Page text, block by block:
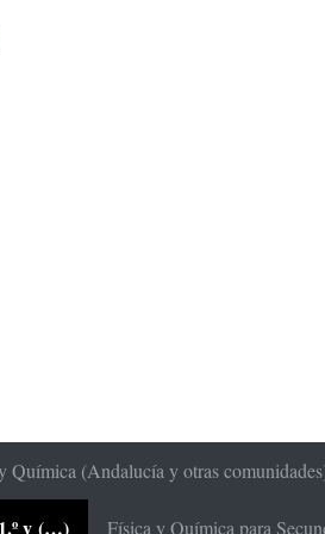
Química (Andalucía y otras
y (…) Física y Química para